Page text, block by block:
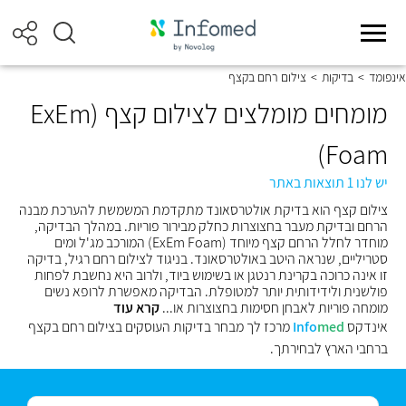
אינפומד > בדיקות > צילום רחם בקצף
מומחים מומלצים לצילום קצף (ExEm
Foam)
יש לנו 1 תוצאות באתר
צילום קצף הוא בדיקת אולטרסאונד מתקדמת המשמשת להערכת מבנה
הרחם ובדיקת מעבר בחצוצרות כחלק מבירור פוריות. במהלך הבדיקה,
מוחדר לחלל הרחם קצף מיוחד (ExEm Foam) המורכב מג'ל ומים
סטריליים, שנראה היטב באולטרסאונד. בניגוד לצילום רחם רגיל, בדיקה
זו אינה כרוכה בקרינת רנטגן או בשימוש ביוד, ולרוב היא נחשבת לפחות
פולשנית ולידידותית יותר למטופלת. הבדיקה מאפשרת לרופא נשים
מומחה פוריות לאבחן חסימות בחצוצרות או...קרא עוד
אינדקס
Infomed
מרכז לך מבחר בדיקות העוסקים בצילום רחם בקצף
ברחבי הארץ לבחירתך.